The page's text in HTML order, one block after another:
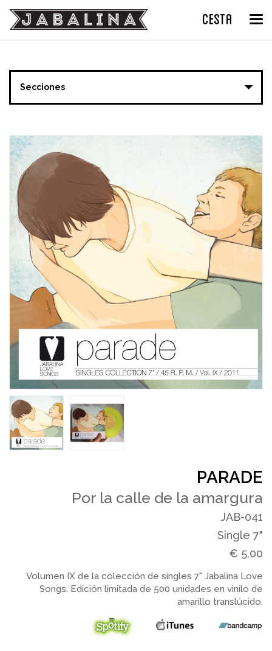
CESTA
Secciones
PARADE
Por la calle de la amargura
JAB-041
Single 7"
€ 5,00
Volumen IX de la colección de singles 7" Jabalina Love
Songs. Edición limitada de 500 unidades en vinilo de
amarillo translúcido.